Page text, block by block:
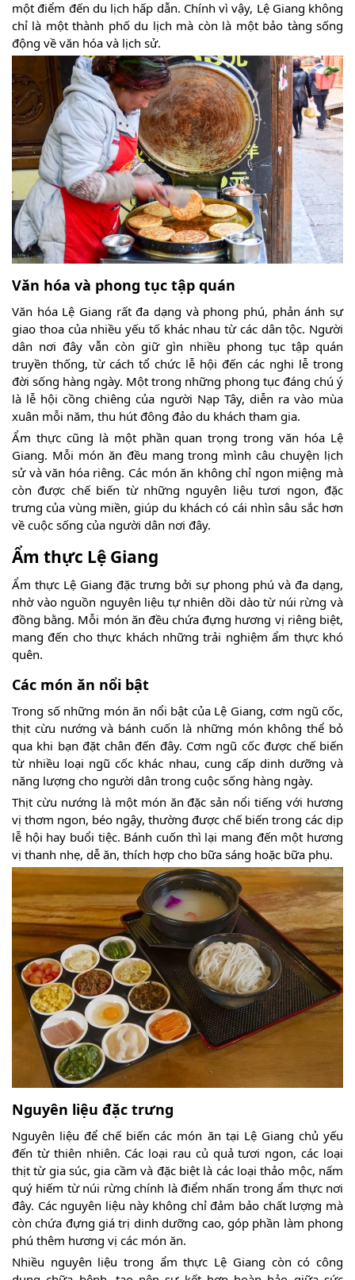
một điểm đến du lịch hấp dẫn. Chính vì vậy, Lệ Giang không
chỉ là một thành phố du lịch mà còn là một bảo tàng sống
động về văn hóa và lịch sử.
Văn hóa và phong tục tập quán
Văn hóa Lệ Giang rất đa dạng và phong phú, phản ánh sự
giao thoa của nhiều yếu tố khác nhau từ các dân tộc. Người
dân nơi đây vẫn còn giữ gìn nhiều phong tục tập quán
truyền thống, từ cách tổ chức lễ hội đến các nghi lễ trong
đời sống hàng ngày. Một trong những phong tục đáng chú ý
là lễ hội cồng chiêng của người Nạp Tây, diễn ra vào mùa
xuân mỗi năm, thu hút đông đảo du khách tham gia.
Ẩm thực cũng là một phần quan trọng trong văn hóa Lệ
Giang. Mỗi món ăn đều mang trong mình câu chuyện lịch
sử và văn hóa riêng. Các món ăn không chỉ ngon miệng mà
còn được chế biến từ những nguyên liệu tươi ngon, đặc
trưng của vùng miền, giúp du khách có cái nhìn sâu sắc hơn
về cuộc sống của người dân nơi đây.
Ẩm thực Lệ Giang
Ẩm thực Lệ Giang đặc trưng bởi sự phong phú và đa dạng,
nhờ vào nguồn nguyên liệu tự nhiên dồi dào từ núi rừng và
đồng bằng. Mỗi món ăn đều chứa đựng hương vị riêng biệt,
mang đến cho thực khách những trải nghiệm ẩm thực khó
quên.
Các món ăn nổi bật
Trong số những món ăn nổi bật của Lệ Giang, cơm ngũ cốc,
thịt cừu nướng và bánh cuốn là những món không thể bỏ
qua khi bạn đặt chân đến đây. Cơm ngũ cốc được chế biến
từ nhiều loại ngũ cốc khác nhau, cung cấp dinh dưỡng và
năng lượng cho người dân trong cuộc sống hàng ngày.
Thịt cừu nướng là một món ăn đặc sản nổi tiếng với hương
vị thơm ngon, béo ngậy, thường được chế biến trong các dịp
lễ hội hay buổi tiệc. Bánh cuốn thì lại mang đến một hương
vị thanh nhẹ, dễ ăn, thích hợp cho bữa sáng hoặc bữa phụ.
Nguyên liệu đặc trưng
Nguyên liệu để chế biến các món ăn tại Lệ Giang chủ yếu
đến từ thiên nhiên. Các loại rau củ quả tươi ngon, các loại
thịt từ gia súc, gia cầm và đặc biệt là các loại thảo mộc, nấm
quý hiếm từ núi rừng chính là điểm nhấn trong ẩm thực nơi
đây. Các nguyên liệu này không chỉ đảm bảo chất lượng mà
còn chứa đựng giá trị dinh dưỡng cao, góp phần làm phong
phú thêm hương vị các món ăn.
Nhiều nguyên liệu trong ẩm thực Lệ Giang còn có công